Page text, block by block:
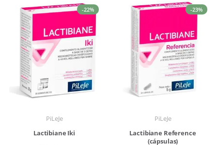
-22%
PiLeJe
Lactibiane Iki
-23%
PiLeJe
Lactibiane Reference
(cápsulas)